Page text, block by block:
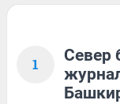
1
Север